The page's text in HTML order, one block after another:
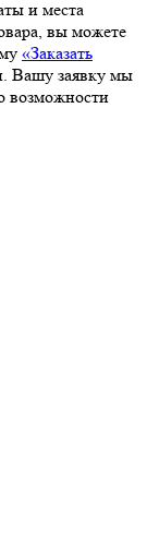
и места
вы можете
«Заказать
Вашу заявку мы
возможности